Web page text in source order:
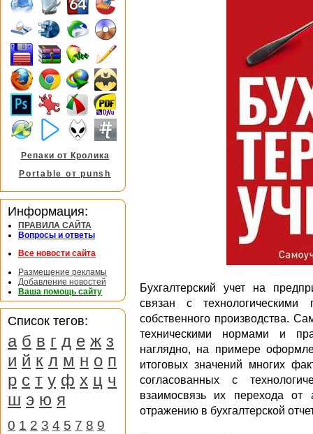
Бухгалтерский учет на
связан с технологическими
собственного производства.
техническими нормами и
наглядно, на примере
итоговых значений многих
согласованных с
взаимосвязь их перехода от
отражению в бухгалтерской
Репаки от Кролика
Portable от punsh
Информация:
ПРАВИЛА САЙТА
Вопросы и ответы
Все новости сайта
Размещение рекламы
Добавление новостей
Ваша помощь сайту
Список тегов:
а б в г д е ж з
и й к л м н о п
р с т у ф х ц ч
ш э ю я
0 1 2 3 4 5 7 8 9